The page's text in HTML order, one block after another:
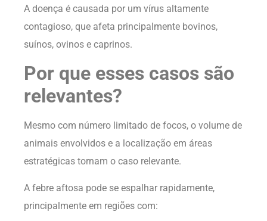
A doença é causada por um vírus altamente
contagioso, que afeta principalmente bovinos,
suínos, ovinos e caprinos.
Por que esses casos são
relevantes?
Mesmo com número limitado de focos, o volume de
animais envolvidos e a localização em áreas
estratégicas tornam o caso relevante.
A febre aftosa pode se espalhar rapidamente,
principalmente em regiões com: